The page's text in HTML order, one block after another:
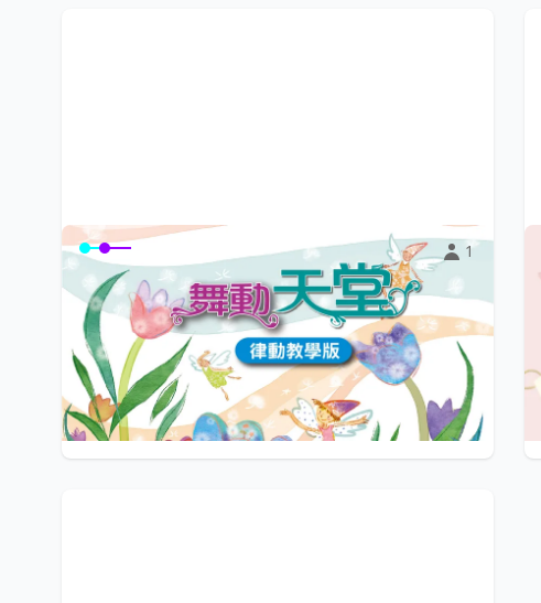
1
〈舞動天堂〉律動教學版
讓孩子的學習從唱唱跳跳開始。《舞動天堂》律動歌曲，
內容有律動教學、心靈律動、舞台表演三大主...
小陽光e學園 $99